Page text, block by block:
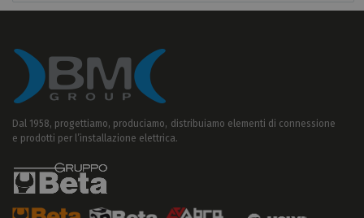
Dal 1958, progettiamo, produciamo, distribuiamo elementi di connessione
e prodotti per l’installazione elettrica.